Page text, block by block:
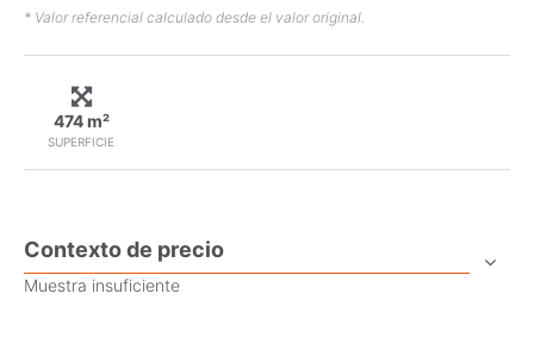
* Valor referencial calculado desde el valor original.
SUPERFICIE
474 m²
Contexto de precio
Muestra insuficiente